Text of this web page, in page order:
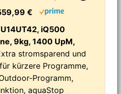
€
iQ500
9kg, 1400 UpM,
stromsparend und
kürzere Programme,
Programm,
aquaStop